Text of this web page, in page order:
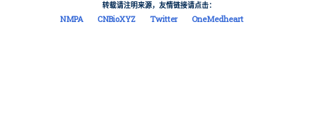
转载请注明来源，友情链接请点击：
NMPA CNBioXYZ Twitter OneMedheart